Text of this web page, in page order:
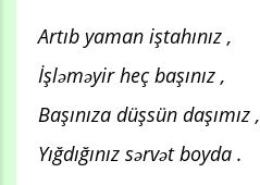
Artıb yaman iştahınız ,
İşləməyir heç başınız ,
Başınıza düşsün daşımız ,
Yığdığınız sərvət boyda .